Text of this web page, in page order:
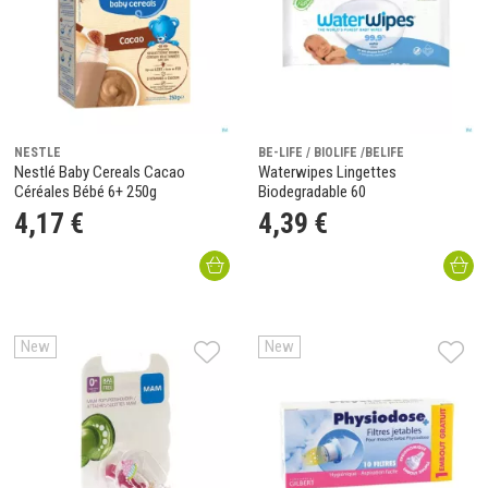
NESTLE
Nestlé Baby Cereals Cacao
Céréales Bébé 6+ 250g
4,17 €
BE-LIFE / BIOLIFE /BELIFE
Waterwipes Lingettes
Biodegradable 60
4,39 €
New New